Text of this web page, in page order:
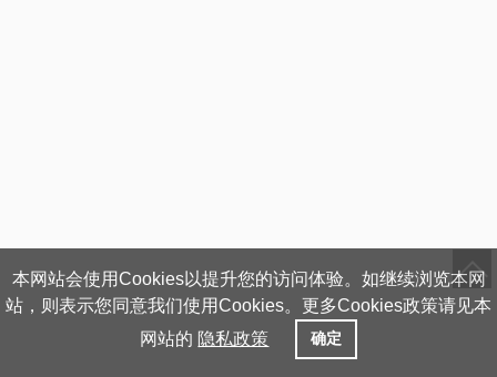
本网站会使用Cookies以提升您的访问体验。如继续浏览本网
站，则表示您同意我们使用Cookies。更多Cookies政策请见本
网站的 隐私政策 确定